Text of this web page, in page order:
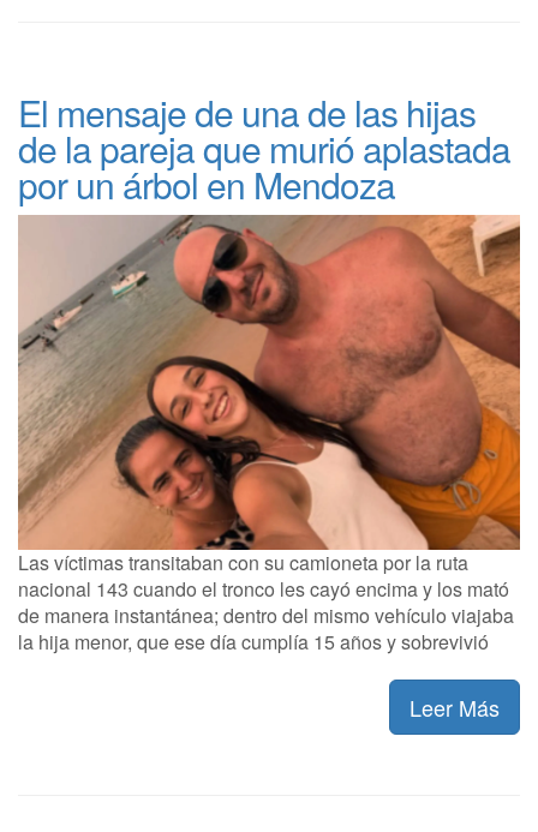
El mensaje de una de las hijas
de la pareja que murió aplastada
por un árbol en Mendoza
Las víctimas transitaban con su camioneta por la ruta
nacional 143 cuando el tronco les cayó encima y los mató
de manera instantánea; dentro del mismo vehículo viajaba
la hija menor, que ese día cumplía 15 años y sobrevivió
Leer Más